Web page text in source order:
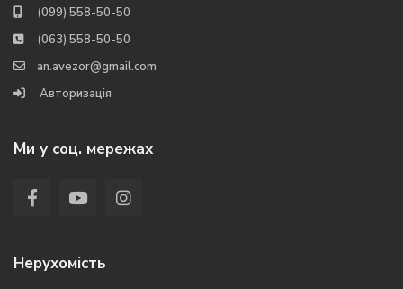
(099) 558-50-50
(063) 558-50-50
an.avezor@gmail.com
Авторизація
Ми у соц. мережах
Нерухомість